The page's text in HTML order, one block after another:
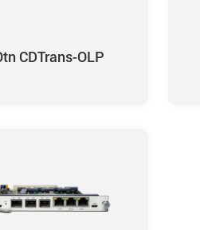
CDTrans-OLP